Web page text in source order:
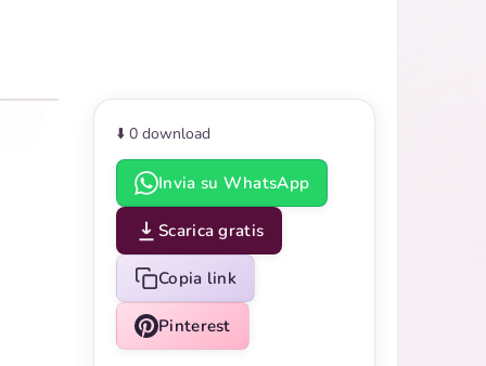
⬇️ 0 download
Invia su WhatsApp
Scarica gratis
Copia link
Pinterest